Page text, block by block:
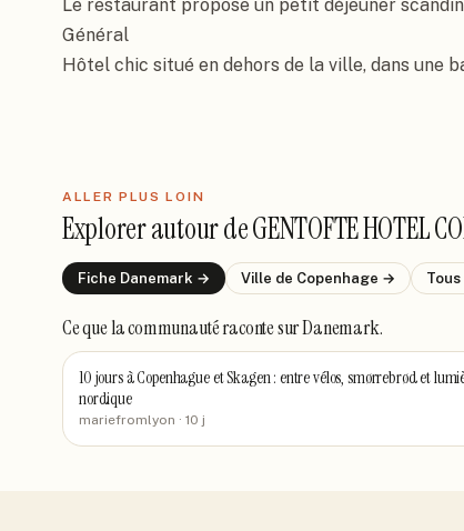
Le restaurant propose un petit déjeuner
Général
Hôtel chic situé en dehors de la ville, dans une
ALLER PLUS LOIN
Explorer autour deGENTOFTE HOTEL
Fiche Danemark → Ville de Copenhage →
Ce que la communauté racontesur Danemark.
10 jours à Copenhague et Skagen : entre vélos, smørrebrød et
nordique
mariefromlyon · 10 j